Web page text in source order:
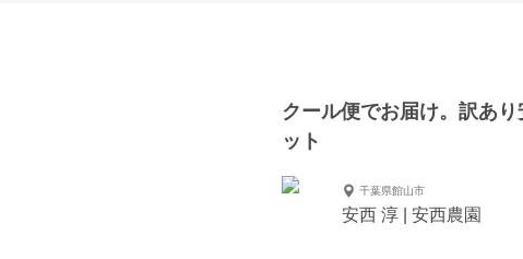
クール便でお届け。訳あ
ット
千葉県館山市
安西 淳 | 安西農園